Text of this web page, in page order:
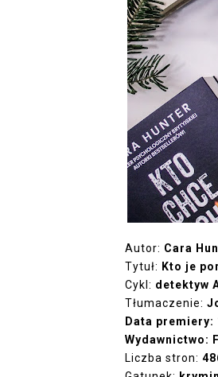
Autor: Cara
Tytuł: Kto je
Cykl: detektyw
Tłumaczenie:
Data premiery:
Wydawnictwo:
Liczba stron: